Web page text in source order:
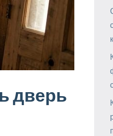
дверь